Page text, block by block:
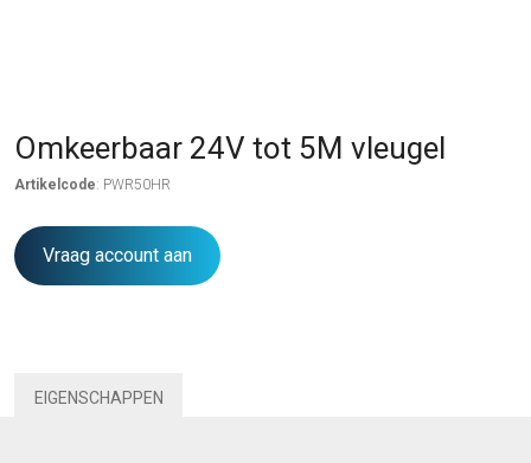
Omkeerbaar 24V tot 5M vleugel
Artikelcode: PWR50HR
Vraag account aan
EIGENSCHAPPEN